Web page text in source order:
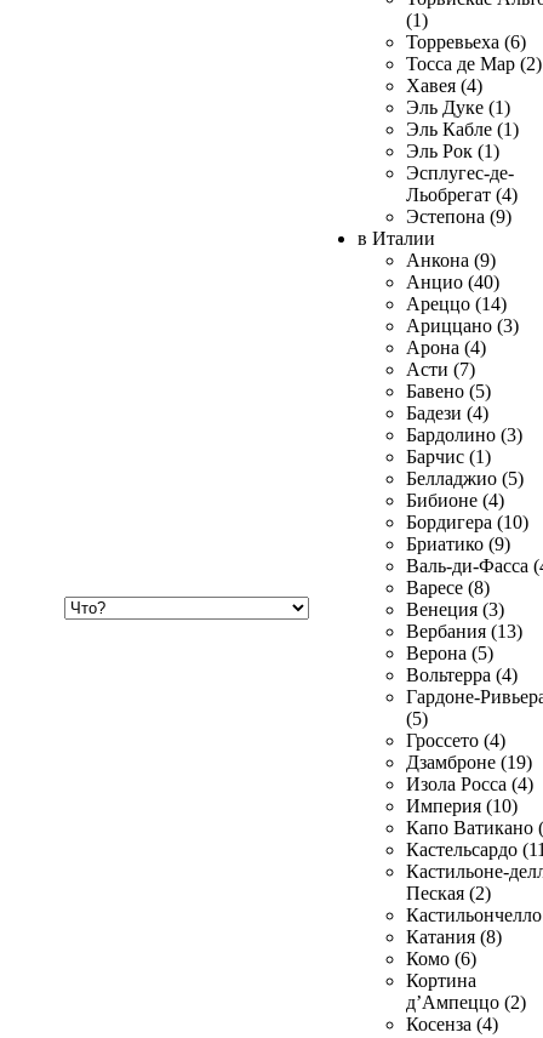
(1)
Торревьеха (6)
Тосса де Мар (2)
Хавея (4)
Эль Дуке (1)
Эль Кабле (1)
Эль Рок (1)
Эсплугес-де-
Льобрегат (4)
Эстепона (9)
в Италии
Анкона (9)
Анцио (40)
Ареццо (14)
Ариццано (3)
Арона (4)
Асти (7)
Бавено (5)
Бадези (4)
Бардолино (3)
Барчис (1)
Белладжио (5)
Бибионе (4)
Бордигера (10)
Бриатико (9)
Валь-ди-Фасса
Варесе (8)
Венеция (3)
Вербания (13)
Верона (5)
Вольтерра (4)
Гардоне-
(5)
Гроссето (4)
Дзамброне (19)
Изола Росса (4)
Империя (10)
Капо Ватикано
Кастельсардо
Кастильоне-
Пеская (2)
Катания (8)
Комо (6)
Кортина
д’Ампеццо (2)
Косенза (4)